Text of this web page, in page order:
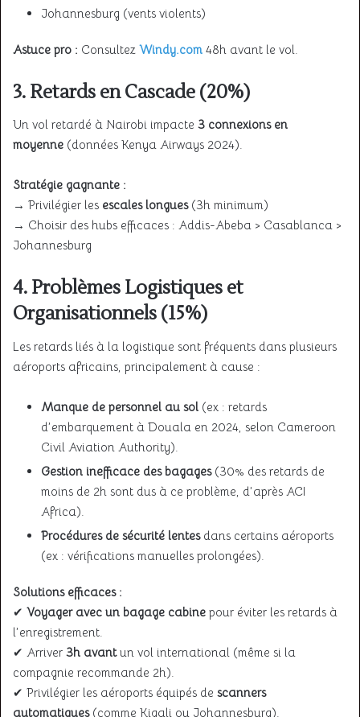
Johannesburg (vents violents)
Astuce pro : Consultez Windy.com 48h avant le vol.
3. Retards en Cascade (20%)
Un vol retardé à Nairobi impacte 3 connexions en
moyenne (données Kenya Airways 2024).
Stratégie gagnante :
→ Privilégier les escales longues(3h minimum)
→ Choisir des hubs efficaces : Addis-Abeba > Casablanca >
Johannesburg
4. Problèmes Logistiques et
Organisationnels (15%)
Les retards liés à la logistique sont fréquents dans plusieurs
aéroports africains, principalement à cause :
Manque de personnel au sol (ex : retards
d’embarquement à Douala en 2024, selon Cameroon
Civil Aviation Authority).
Gestion inefficace des bagages(30% des retards de
moins de 2h sont dus à ce problème, d’après ACI
Africa).
Procédures de sécurité lentesdans certains aéroports
(ex : vérifications manuelles prolongées).
Solutions efficaces :
✔ Voyager avec un bagage cabine pour éviter les retards à
l’enregistrement.
✔ Arriver 3h avantun vol international (même si la
compagnie recommande 2h).
✔ Privilégier les aéroports équipés de scanners
automatiques(comme Kigali ou Johannesburg).